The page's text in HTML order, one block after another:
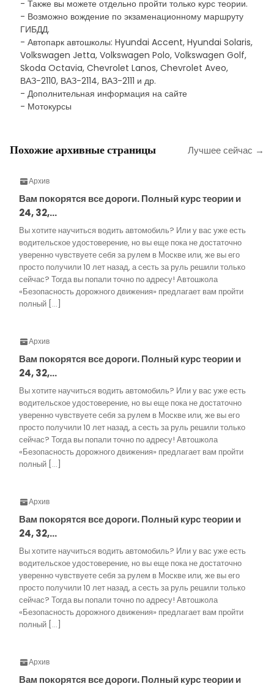
- Также вы можете отдельно пройти только курс теории.
- Возможно вождение по экзаменационному маршруту
ГИБДД.
- Автопарк автошколы: Hyundai Accent, Hyundai Solaris,
Volkswagen Jetta, Volkswagen Polo, Volkswagen Golf,
Skoda Octavia, Chevrolet Lanos, Chevrolet Aveo,
ВАЗ-2110, ВАЗ-2114, ВАЗ-2111 и др.
- Дополнительная информация на сайте
- Мотокурсы
Похожие архивные страницы Лучшее сейчас →
Архив
Вам покорятся все дороги. Полный курс теории и
24, 32,…
Вы хотите научиться водить автомобиль? Или у вас уже есть
водительское удостоверение, но вы еще пока не достаточно
уверенно чувствуете себя за рулем в Москве или, же вы его
просто получили 10 лет назад, а сесть за руль решили только
сейчас? Тогда вы попали точно по адресу! Автошкола
«Безопасность дорожного движения» предлагает вам пройти
полный […]
Архив
Вам покорятся все дороги. Полный курс теории и
24, 32,…
Вы хотите научиться водить автомобиль? Или у вас уже есть
водительское удостоверение, но вы еще пока не достаточно
уверенно чувствуете себя за рулем в Москве или, же вы его
просто получили 10 лет назад, а сесть за руль решили только
сейчас? Тогда вы попали точно по адресу! Автошкола
«Безопасность дорожного движения» предлагает вам пройти
полный […]
Архив
Вам покорятся все дороги. Полный курс теории и
24, 32,…
Вы хотите научиться водить автомобиль? Или у вас уже есть
водительское удостоверение, но вы еще пока не достаточно
уверенно чувствуете себя за рулем в Москве или, же вы его
просто получили 10 лет назад, а сесть за руль решили только
сейчас? Тогда вы попали точно по адресу! Автошкола
«Безопасность дорожного движения» предлагает вам пройти
полный […]
Архив
Вам покорятся все дороги. Полный курс теории и